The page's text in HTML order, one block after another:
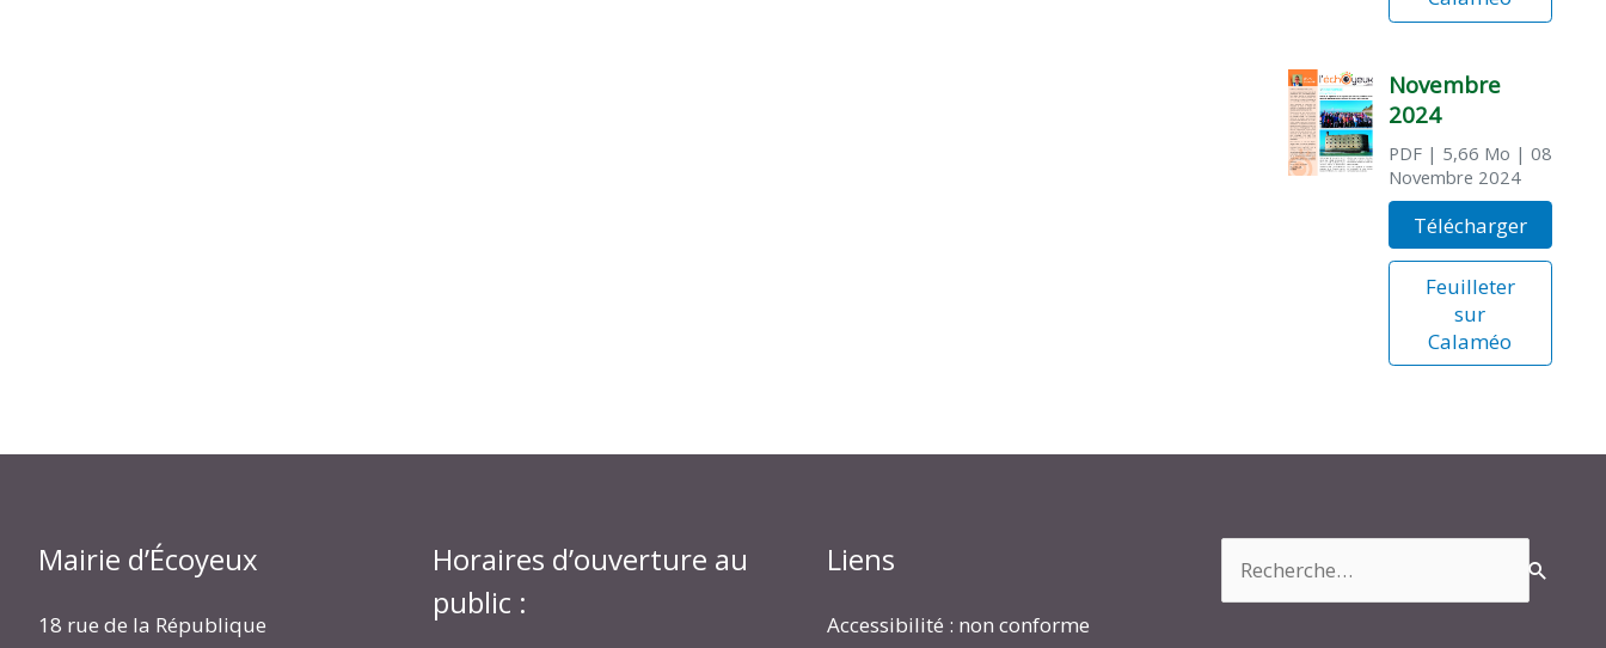
Novembre
2024
PDF| 5,66 Mo | 08
Novembre 2024
Télécharger
Feuilleter
sur
Calaméo
Mairie d’Écoyeux
18 rue de la République
Horaires d’ouverture au
public :
Liens
Accessibilité : non conforme